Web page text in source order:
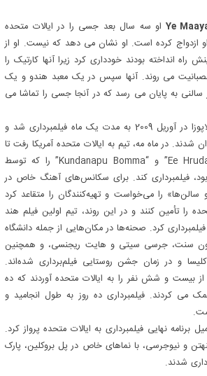
او سه سال بعد جسی را در ایالات متحده
ازدواج کرده است. او نشان می دهد که نیست. او از
راه انداخته بودند خودداری کرد زیرا آنها کارتیک را
می روند. آنها سپس در یک معبد هندو و یک
سالنی به پایان می رسد که در آنجا جسی را تماشا می
صحنه ها در دریاچه های آلاپوزا در آوریل 2009 به مدت یک ماه فیلمبرداری شد و
شدند. در ماه مه، تیم به ایالات متحده آمریکا رفت تا
سکانس‌های آهنگ “Ee Hrudayam” و “Kundanapu Bomma” را که توسط
فیلمبرداری کند. برای سکانس‌های آهنگ خاص در
سالن‌ها» را می‌خواست و تهیه‌کنندگان را متقاعد کرد
را تأمین کنند و در این روند، تیم اولین فیلم هند
کرد. صحنه‌ها در مکان‌هایی از جمله دانشگاه
ون سنت، جرسی سیتی و هایت ریجنسی، و همچنین
و در زمان جشن روستایی فیلم‌برداری شده‌اند.
بیست و شش نفر را به ایالات متحده آوردند که ده
می کردند. فیلمبرداری ده روز به طول انجامید و
برای تکمیل برنامه نهایی فیلمبرداری به ایالات متحده پرواز کرد.
و نیوجرسی، با نماهای خاص در پل بروکلین، پارک
شدند.